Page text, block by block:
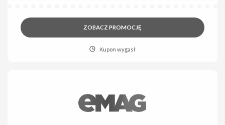
ZOBACZ PROMOCJĘ
Kupon wygasł